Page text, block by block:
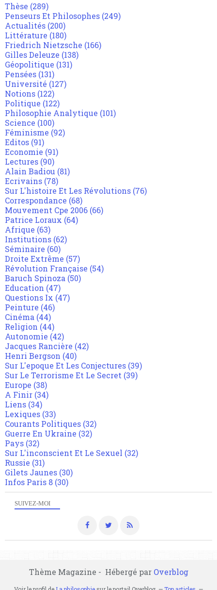
SUIVEZ-MOI
Thèse (289)
Penseurs Et Philosophes (249)
Actualités (200)
Littérature (180)
Friedrich Nietzsche (166)
Gilles Deleuze (138)
Géopolitique (131)
Pensées (131)
Université (127)
Notions (122)
Politique (122)
Philosophie Analytique (101)
Science (100)
Féminisme (92)
Editos (91)
Economie (91)
Lectures (90)
Alain Badiou (81)
Ecrivains (78)
Sur L'histoire Et Les Révolutions (76)
Correspondance (68)
Mouvement Cpe 2006 (66)
Patrice Loraux (64)
Afrique (63)
Institutions (62)
Séminaire (60)
Droite Extrême (57)
Révolution Française (54)
Baruch Spinoza (50)
Education (47)
Questions Ix (47)
Peinture (46)
Cinéma (44)
Religion (44)
Autonomie (42)
Jacques Rancière (42)
Henri Bergson (40)
Sur L'epoque Et Les Conjectures (39)
Sur Le Terrorisme Et Le Secret (39)
Europe (38)
A Finir (34)
Liens (34)
Lexiques (33)
Courants Politiques (32)
Guerre En Ukraine (32)
Pays (32)
Sur L'inconscient Et Le Sexuel (32)
Russie (31)
Gilets Jaunes (30)
Infos Paris 8 (30)
Thème Magazine - Hébergé par Overblog